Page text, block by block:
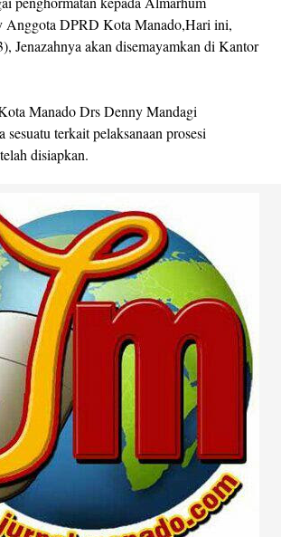
Anggota DPRD Kota Manado,Hari ini,
Jenazahnya akan disemayamkan di Kantor
Manado Drs Denny Mandagi
sesuatu terkait pelaksanaan prosesi
disiapkan.